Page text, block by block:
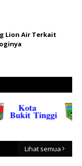
Lion Air Terkait
Lihat semua